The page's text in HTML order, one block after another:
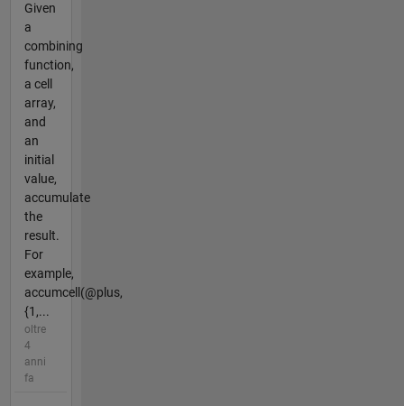
Given
a
combining
function,
a cell
array,
and
an
initial
value,
accumulate
the
result.
For
example,
accumcell(@plus,
{1,...
oltre
4
anni
fa